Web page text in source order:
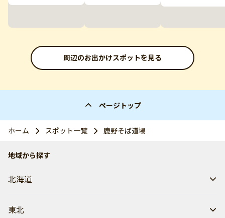
周辺のお出かけスポットを見る
ページトップ
ホーム スポット一覧 鹿野そば道場
地域から探す
北海道
東北